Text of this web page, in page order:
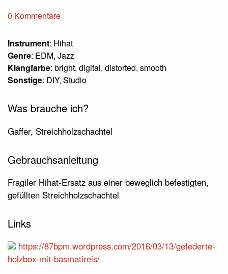
0 Kommentare
Instrument: Hihat
Genre: EDM, Jazz
Klangfarbe: bright, digital, distorted, smooth
Sonstige: DIY, Studio
Was brauche ich?
Gaffer, Streichholzschachtel
Gebrauchsanleitung
Fragiler Hihat-Ersatz aus einer beweglich befestigten,
gefüllten Streichholzschachtel
Links
https://87bpm.wordpress.com/2016/03/13/gefederte-
holzbox-mit-basmatireis/